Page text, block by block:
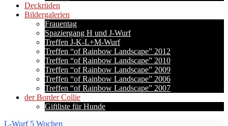
Deckrüden
Bildergalerien
Frauentag
Spaziergang H und J-Wurf
Treffen J-K-L+M-Wurf
Treffen “of Rainbow Landscape” 2012
Treffen “of Rainbow Landscape” 2010
Treffen “of Rainbow Landscape” 2009
Treffen “of Rainbow Landscape” 2006
Treffen “of Rainbow Landscape” 2007
der Border Collie
Giftliste für Hunde
L-Wurf 5 Wochen